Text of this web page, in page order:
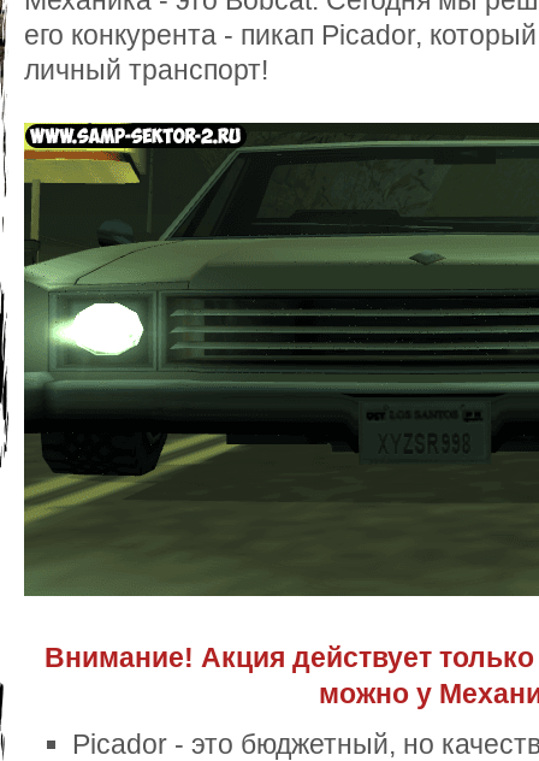
его конкурента - пикап Picador,
личный транспорт!
Внимание! Акция действует
можно у
Picador - это бюджетный, но